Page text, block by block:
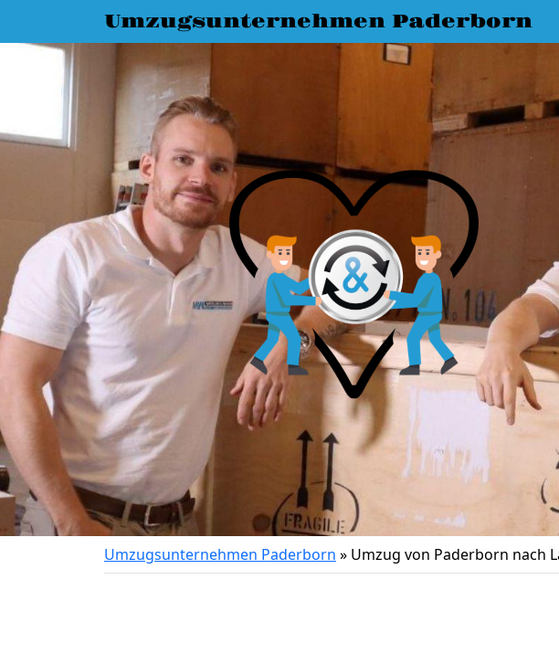
Umzugsunternehmen Paderborn
Umzugsunternehmen Paderborn » Umzug von Paderborn nach